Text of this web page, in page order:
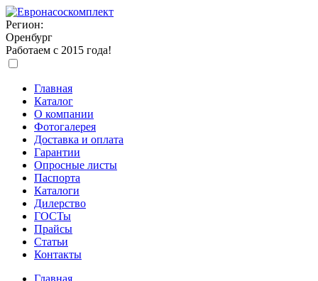
Регион:
Оренбург
Работаем с 2015 года!
Главная
Каталог
О компании
Фотогалерея
Доставка и оплата
Гарантии
Опросные листы
Паспорта
Каталоги
Дилерство
ГОСТы
Прайсы
Статьи
Контакты
Главная